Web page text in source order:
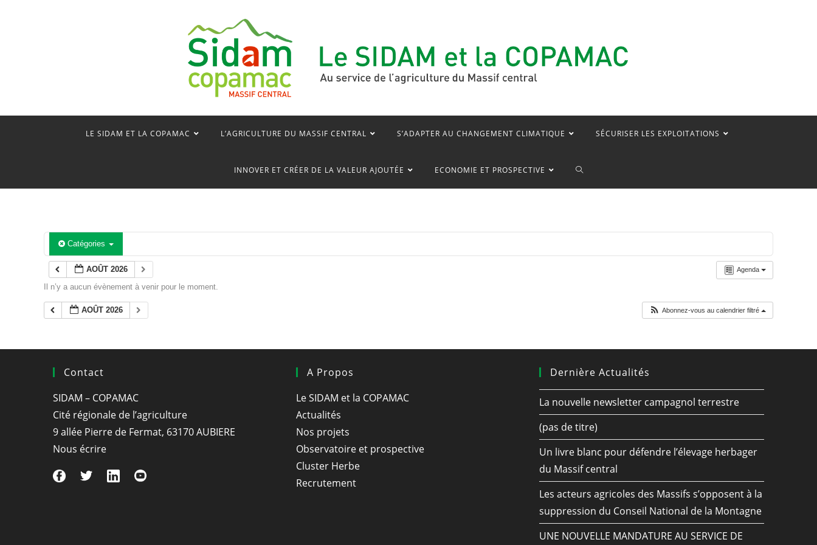
LE SIDAM ET LA COPAMAC L’AGRICULTURE DU MASSIF CENTRAL S’ADAPTER AU CHANGEMENT CLIMATIQUE SÉCURISER LES EXPLOITATIONS
INNOVER ET CRÉER DE LA VALEUR AJOUTÉE ECONOMIE ET PROSPECTIVE TOGGLE
Catégories
Agenda
AOÛT 2026
Il n’y a aucun évènement à venir pour le moment.
AOÛT 2026 Abonnez-vous au calendrier filtré
Contact
SIDAM – COPAMAC
Cité régionale de l’agriculture
9 allée Pierre de Fermat, 63170 AUBIERE
Nous écrire
A Propos
Le SIDAM et la COPAMAC
Actualités
Nos projets
Observatoire et prospective
Cluster Herbe
Recrutement
Dernière Actualités
La nouvelle newsletter campagnol terrestre
(pas de titre)
Un livre blanc pour défendre l’élevage herbager
du Massif central
Les acteurs agricoles des Massifs s’opposent à la
suppression du Conseil National de la Montagne
UNE NOUVELLE MANDATURE AU SERVICE DE